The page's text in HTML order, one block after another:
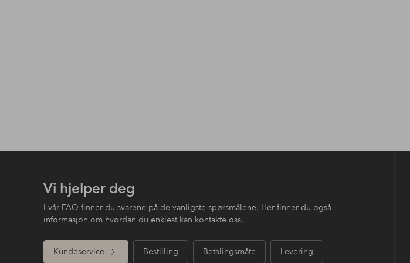
Vi hjelper deg
I vår FAQ finner du svarene på de vanligste spørsmålene. Her finner du også
informasjon om hvordan du enklest kan kontakte oss.
Kundeservice Bestilling Betalingsmåte Levering